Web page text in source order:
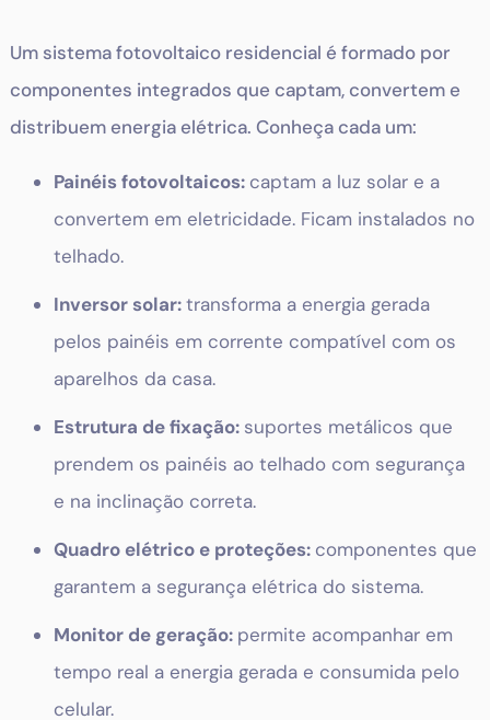
Um sistema fotovoltaico residencial é formado por
componentes integrados que captam, convertem e
distribuem energia elétrica. Conheça cada um:
Painéis fotovoltaicos: captam a luz solar e a
convertem em eletricidade. Ficam instalados no
telhado.
Inversor solar:transforma a energia gerada
pelos painéis em corrente compatível com os
aparelhos da casa.
Estrutura de fixação: suportes metálicos que
prendem os painéis ao telhado com segurança
e na inclinação correta.
Quadro elétrico e proteções: componentes que
garantem a segurança elétrica do sistema.
Monitor de geração: permite acompanhar em
tempo real a energia gerada e consumida pelo
celular.